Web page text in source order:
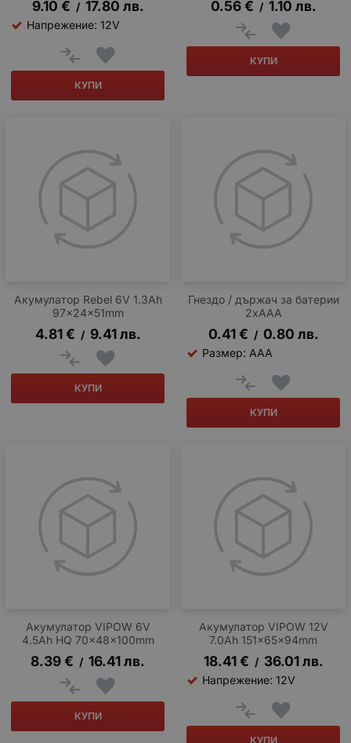
9.10 € / 17.80 лв.
Напрежение: 12V
КУПИ
0.56 € / 1.10 лв.
КУПИ
Акумулатор Rebel 6V 1.3Ah
97x24x51mm
4.81 € / 9.41 лв.
КУПИ
Гнездо / държач за батерии
2xAAA
0.41 € / 0.80 лв.
Размер: AAA
КУПИ
Акумулатор VIPOW 6V
4.5Ah HQ 70x48x100mm
8.39€ / 16.41лв.
КУПИ
Акумулатор VIPOW 12V
7.0Ah 151x65x94mm
18.41 € / 36.01 лв.
Напрежение: 12V
КУПИ